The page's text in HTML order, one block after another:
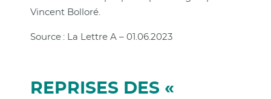
Vincent Bolloré.
Source : La Lettre A – 01.06.2023
REPRISES DES «